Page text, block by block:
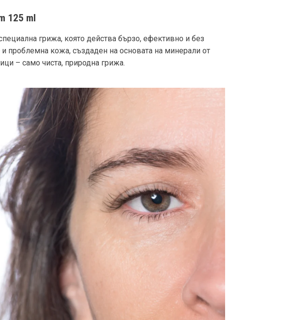
125 ml
грижа, която действа бързо, ефективно и без
проблемна кожа, създаден на основата на минерали от
– само чиста, природна грижа.